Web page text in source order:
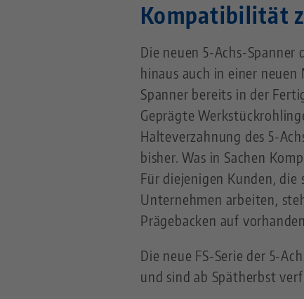
Kompatibilität
Die neuen 5-Achs-
hinaus auch in einer neuen
Spanner bereits in der
Geprägte
Halteverzahnung des 5-
bisher. Was in Sachen
Für diejenigen Kunden,
Unternehmen arbeiten,
Prägebacken auf
Die neue FS-Serie der 5-
und sind ab Spätherbst